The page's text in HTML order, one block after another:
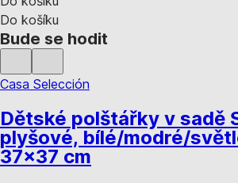
Do košíku
Bude se hodit
Casa Selección
Dětské polštářky v sadě
plyšové, bílé/modré/
37x37 cm